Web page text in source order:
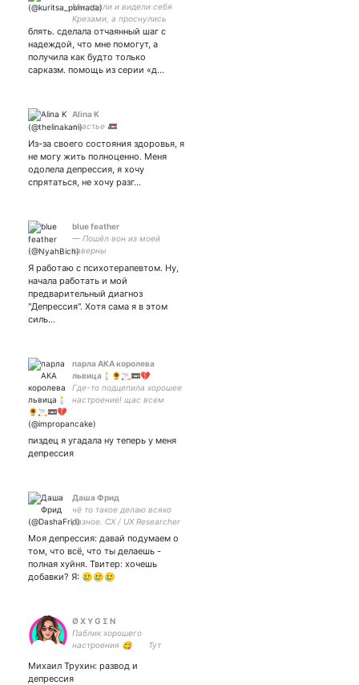
Мы спали и видели себя
Крезами, а проснулись
Ирами ©
блять. сделала отчаянный шаг с
надеждой, что мне помогут, а
получила как будто только
сарказм. помощь из серии «д…
Alina K
счастье 📼
Из-за своего состояния здоровья, я
не могу жить полноценно. Меня
одолела депрессия, я хочу
спрятаться, не хочу разг…
blue feather
— Пошёл вон из моей
таверны
Я работаю с психотерапевтом. Ну,
начала работать и мой
предварительный диагноз
"Депрессия". Хотя сама я в этом
силь…
парла АКА королева
львица🕯🌻🚬📼💔
Где-то подцепила хорошее
настроение! щас всем
мультифд × мультишиппер
6903 1303
пиздец я угадала ну теперь у меня
депрессия
Даша Фрид
чё то такое делаю всяко
разное. CX / UX Researcher
Lead - IntellectDialog team.
Моя депрессия: давай подумаем о
том, что всё, что ты делаешь -
полная хуйня. Твитер: хочешь
добавки? Я: 🥲🥲🥲
Ø X Υ G Σ N
Паблик хорошего
настроения 😋⠀⠀⠀Тут
⠀ ⠀ ⠀ ⠀ business.skipt25
Михаил Трухин: развод и
депрессия